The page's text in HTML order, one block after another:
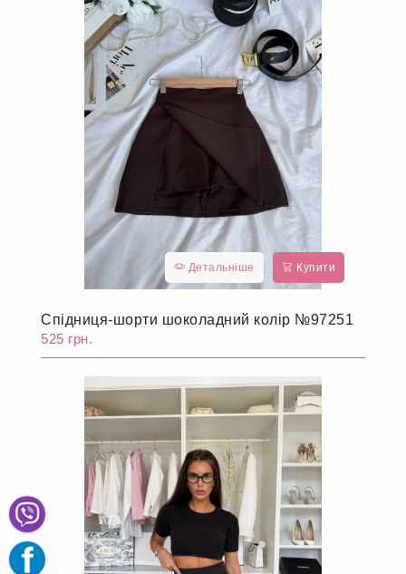
Детальніше Купити
Спідниця-шорти шоколадний колір №97251
525 грн.